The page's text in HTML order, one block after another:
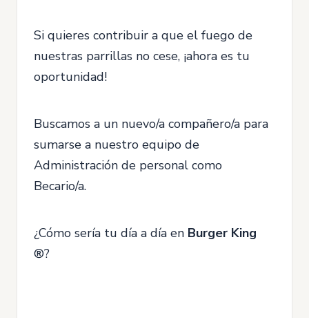
Si quieres contribuir a que el fuego de
nuestras parrillas no cese, ¡ahora es tu
oportunidad!
Buscamos a un nuevo/a compañero/a para
sumarse a nuestro equipo de
Administración de personal como
Becario/a.
¿Cómo sería tu día a día en Burger King
®?